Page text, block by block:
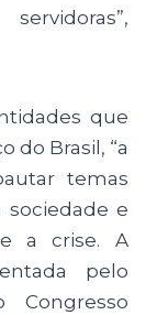
que
do Brasil, “a
temas
e
a crise. A
pelo
Congresso